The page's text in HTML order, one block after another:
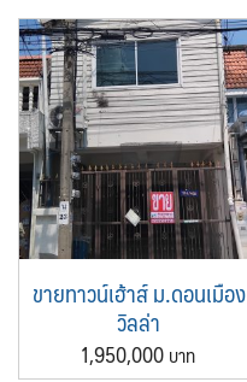
ขายทาวน์เฮ้าส์ ม.ดอนเมือง
วิลล่า
1,950,000